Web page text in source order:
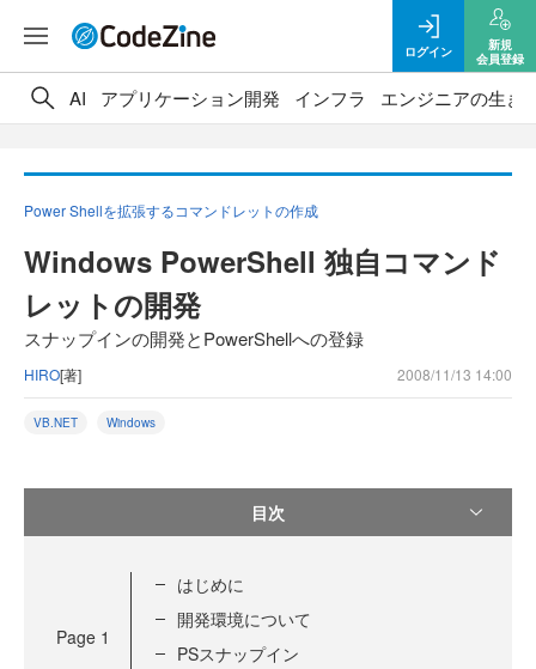
ログイン
新規
会員登録
AI アプリケーション開発 インフラ エンジニアの生き
Power Shellを拡張するコマンドレットの作成
Windows PowerShell 独自コマンド
レットの開発
スナップインの開発とPowerShellへの登録
HIRO[著] 2008/11/13 14:00
VB.NET Windows
目次
Page 1
はじめに
開発環境について
PSスナップイン